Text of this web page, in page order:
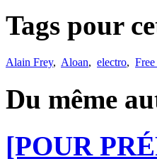
Tags pour
Alain Frey, Aloan, electro,
Du même
[POUR